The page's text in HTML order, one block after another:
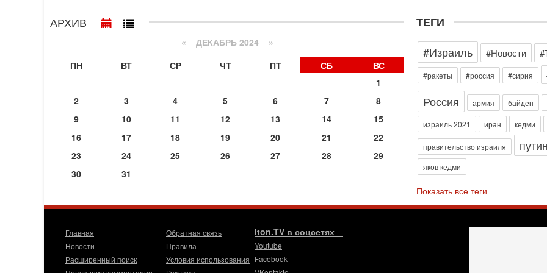
АРХИВ
« ДЕКАБРЬ 2024 »
ПН
ВТ СР ЧТ ПТ СБ
ВС
1
2
3 4 5 6 7
8
9
10 11 12 13 14
15
16
17 18 19 20 21
22
23
24 25 26 27 28
29
30
31
ТЕГИ
#Израиль
#Новости
#ракеты #россия #сирия
Россия армия байден
израиль 2021 иран кедми
правительство израиля путин
яков кедми
Показать все теги
Главная
Новости
Расширенный поиск
Обратная связь
Правила
Условия использования
Iton.TV в соцсетях
Youtube
Facebook